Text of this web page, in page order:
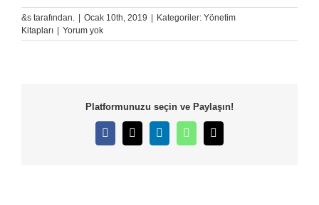
&s tarafından. Ocak 10th, 2019 Kategoriler: Yönetim
Kitapları
Yorum yok
Platformunuzu seçin ve Paylaşın!
Facebook
X LinkedInWhatsApp
E-
posta